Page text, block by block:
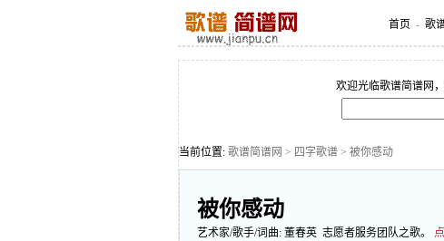
首页 - 歌
欢迎光临歌谱简谱网
当前位置: 歌谱简谱网 > 四字歌谱 > 被你感动
被你感动
艺术家/歌手/词曲: 董春英 志愿者服务团队之歌。